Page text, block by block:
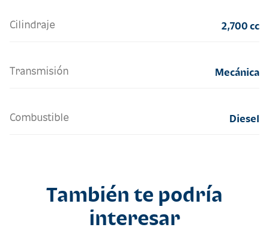
Cilindraje 2,700 cc
Transmisión Mecánica
Combustible Diesel
También te podría
interesar